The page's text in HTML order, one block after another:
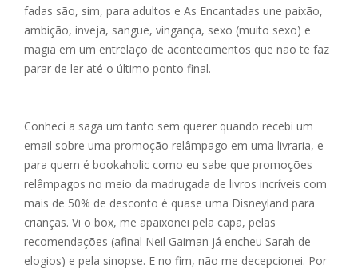
fadas são, sim, para adultos e As Encantadas une paixão,
ambição, inveja, sangue, vingança, sexo (muito sexo) e
magia em um entrelaço de acontecimentos que não te faz
parar de ler até o último ponto final.
Conheci a saga um tanto sem querer quando recebi um
email sobre uma promoção relâmpago em uma livraria, e
para quem é bookaholic como eu sabe que promoções
relâmpagos no meio da madrugada de livros incríveis com
mais de 50% de desconto é quase uma Disneyland para
crianças. Vi o box, me apaixonei pela capa, pelas
recomendações (afinal Neil Gaiman já encheu Sarah de
elogios) e pela sinopse. E no fim, não me decepcionei. Por